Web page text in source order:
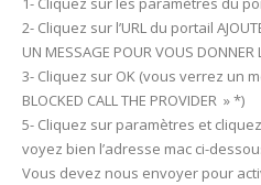
2- Cliquez sur l’URL du portail
UN MESSAGE POUR VOUS DONNER
3- Cliquez sur OK (vous verrez un
BLOCKED CALL THE PROVIDER » *)
5- Cliquez sur paramètres et
voyez bien l’adresse mac ci-
Vous devez nous envoyer pour